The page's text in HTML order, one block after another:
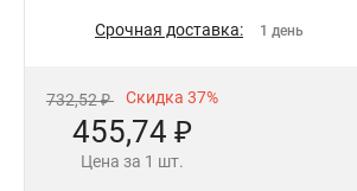
Срочная доставка: 1 день
732,52 ₽ Скидка 37%
455,74 ₽
Цена за 1 шт.